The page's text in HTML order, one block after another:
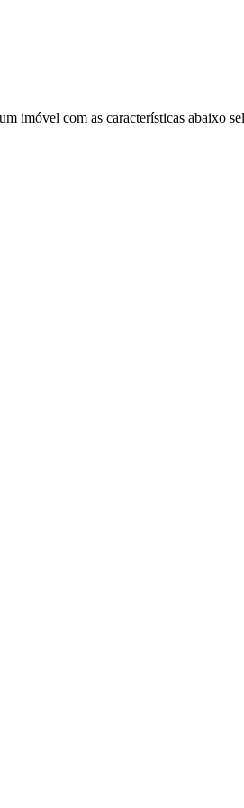
imóvel com as características abaixo